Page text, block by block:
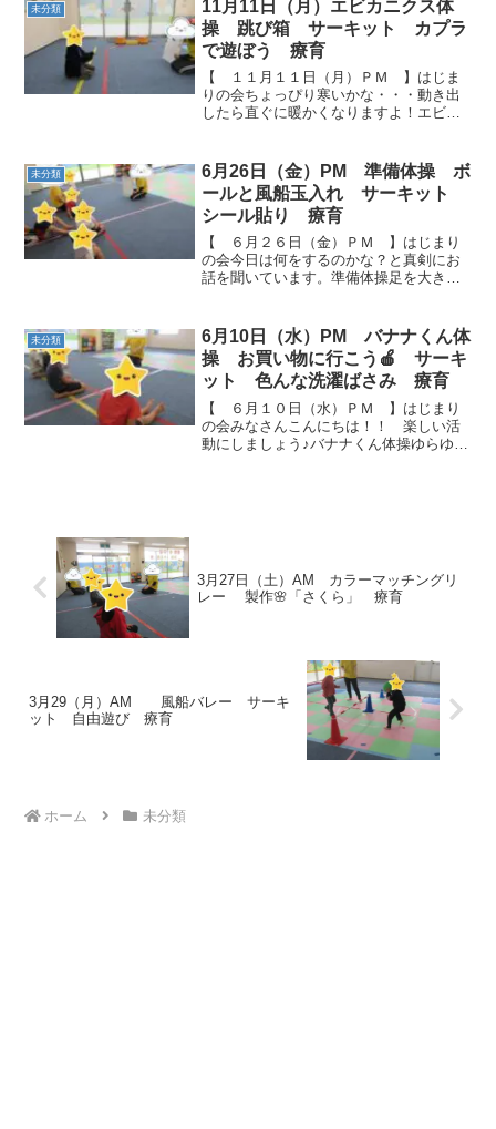
未分類
11月11日（月）エビカニクス体
操 跳び箱 サーキット カプラ
で遊ぼう 療育
【 １１月１１日（月）ＰＭ 】はじま
りの会ちょっぴり寒いかな・・・動き出
したら直ぐに暖かくなりますよ！エビカ
てきた！」もう上着はいりませんね。跳
び箱にしっかりと手をついて...
未分類
6月26日（金）PM 準備体操 ボ
ールと風船玉入れ サーキット
シール貼り 療育
【 ６月２６日（金）ＰＭ 】はじまり
の会今日は何をするのかな？と真剣にお
話を聞いています。準備体操足を大きく
こいいスーパーマンです！！ ボールと風
船の玉入れたくさ...
未分類
6月10日（水）PM バナナくん体
操 お買い物に行こう🍎 サーキ
ット 色んな洗濯ばさみ 療育
【 ６月１０日（水）ＰＭ 】はじまり
の会みなさんこんにちは！！ 楽しい活
動にしましょう♪バナナくん体操ゆらゆら
3月27日（土）AM カラーマッチングリ
レー 製作🌸「さくら」 療育
3月29（月）AM 風船バレー サーキ
ット 自由遊び 療育
ホーム 未分類